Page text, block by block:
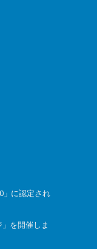
」に認定され
を開催しま